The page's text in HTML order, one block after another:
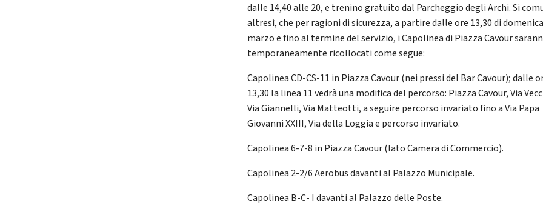
dalle 14,40 alle 20, e trenino gratuito dal Parcheggio degli Archi. Si
altresì, che per ragioni di sicurezza, a partire dalle ore 13,30 di
marzo e fino al termine del servizio, i Capolinea di Piazza Cavour
temporaneamente ricollocati come segue:
Capolinea CD-CS-11 in Piazza Cavour (nei pressi del Bar Cavour); dalle
13,30 la linea 11 vedrà una modifica del percorso: Piazza Cavour, Via
Via Giannelli, Via Matteotti, a seguire percorso invariato fino a Via Papa
Giovanni XXIII, Via della Loggia e percorso invariato.
Capolinea 6-7-8 in Piazza Cavour (lato Camera di Commercio).
Capolinea 2-2/6 Aerobus davanti al Palazzo Municipale.
Capolinea B-C- I davanti al Palazzo delle Poste.